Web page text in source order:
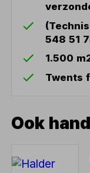
548 51
1.500
Twents
Ook